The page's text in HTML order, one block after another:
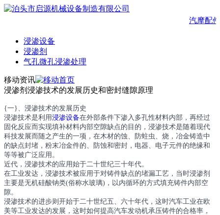
汽摩配
浸渗设备
浸渗剂
气孔微孔浸渗处理
移动资讯
浸渗剂浸渗技术的发展历史和密封缝隙原理
{一}、浸渗技术的发展历史
浸渗技术是利用浸渗设备在外部条件下渗入多孔性材料内部，再经过
固化反应而实现填补材料内部空隙缺点的目的，浸渗技术是随着现代
科技发展而随之产生的一项，在木材的蚀、防蛀虫、烧，冶金铸造中
的缺点封堵，粉末冶金件的、防蚀和密封，电器、电子元件的绝缘和
等等被广泛应用。
近代，浸渗技术的应用始于二十世纪三十年代。
在工业发达，浸渗技术被应用于对铸件缺点的堵漏工艺，当时浸渗剂
主要是无机硅酸钠类(俗称水玻璃)，以内循环的方式填充铸件内部空
隙。
浸渗技术的进步则开始于二十世纪五、六十年代，这时汽车工业在欧
美等工业发达的发展，这时如何提高汽车发动机承压铸件的合格率，